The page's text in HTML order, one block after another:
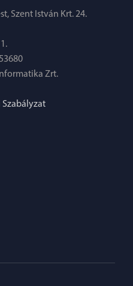
Szent István Krt. 24.
Zrt.
Szabályzat